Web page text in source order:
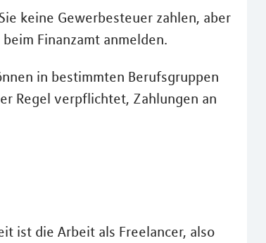
keine Gewerbesteuer zahlen, aber
Finanzamt anmelden.
in bestimmten Berufsgruppen
Regel verpflichtet, Zahlungen an
ist die Arbeit als Freelancer, also